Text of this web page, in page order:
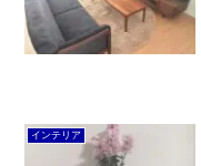
インテリア